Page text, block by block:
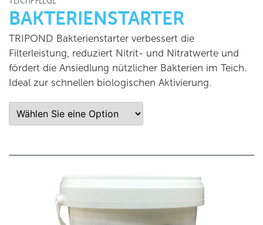
BAKTERIENSTARTER
TRIPOND Bakterienstarter verbessert die
Filterleistung, reduziert Nitrit- und Nitratwerte und
fördert die Ansiedlung nützlicher Bakterien im Teich.
Ideal zur schnellen biologischen Aktivierung.